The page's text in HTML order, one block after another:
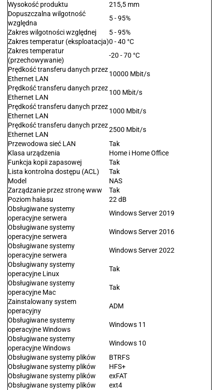
Wysokość produktu
215,5 mm
Dopuszczalna wilgotność
względna
5 - 95%
Zakres wilgotności względnej
5 - 95%
Zakres temperatur (eksploatacja)0 - 40 °C
Zakres temperatur
(przechowywanie)
-20 - 70 °C
Prędkość transferu danych przez
Ethernet LAN
10000 Mbit/s
Prędkość transferu danych przez
Ethernet LAN
100 Mbit/s
Prędkość transferu danych przez
Ethernet LAN
1000 Mbit/s
Prędkość transferu danych przez
Ethernet LAN
2500 Mbit/s
Przewodowa sieć LAN
Tak
Klasa urządzenia
Home i Home Office
Funkcja kopii zapasowej
Tak
Lista kontrolna dostępu (ACL)
Tak
Model
NAS
Zarządzanie przez stronę www
Tak
Poziom hałasu
22 dB
Obsługiwane systemy
operacyjne serwera
Windows Server 2019
Obsługiwane systemy
operacyjne serwera
Windows Server 2016
Obsługiwane systemy
operacyjne serwera
Windows Server 2022
Obsługiwany systemy
operacyjne Linux
Tak
Obsługiwane systemy
operacyjne Mac
Tak
Zainstalowany system
operacyjny
ADM
Obsługiwane systemy
operacyjne Windows
Windows 11
Obsługiwane systemy
operacyjne Windows
Windows 10
Obsługiwane systemy plików
BTRFS
Obsługiwane systemy plików
HFS+
Obsługiwane systemy plików
exFAT
Obsługiwane systemy plików
ext4